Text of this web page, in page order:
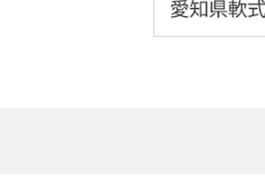
更